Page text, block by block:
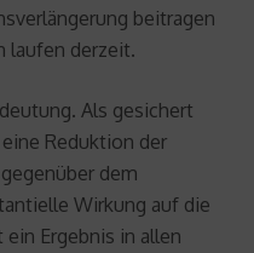
beitragen
laufen derzeit.
Als gesichert
Reduktion der
dem
Wirkung auf die
Ergebnis in allen